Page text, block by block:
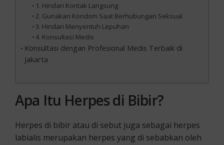
1. Hindari Kontak Langsung
2. Gunakan Kondom Saat Berhubungan Seksual
3. Hindari Menyentuh Lepuhan
4. Konsultasi Medis
Konsultasi dengan Profesional Medis Terbaik di
Jakarta
Apa Itu Herpes di Bibir?
Herpes di bibir atau di sebut juga sebagai herpes
labialis merupakan herpes yang di sebabkan oleh